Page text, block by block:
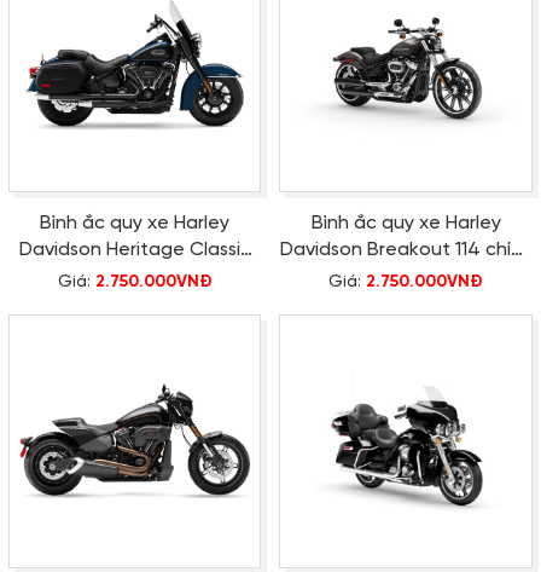
Bình ắc quy xe Harley
Davidson Heritage Classic
114 chính hãng
Giá: 2.750.000VNĐ
Bình ắc quy xe Harley
Davidson Breakout 114 chính
hãng
Giá: 2.750.000VNĐ